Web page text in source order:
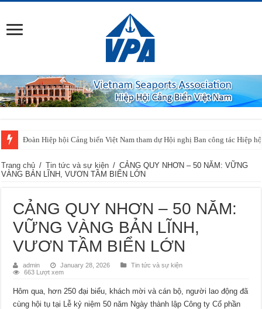
Đoàn Hiệp hội Cảng biển Việt Nam tham dự Hội nghị Ban công tác Hiệp
Trang chủ / Tin tức và sự kiện / CẢNG QUY NHƠN – 50 NĂM: VỮNG
VÀNG BẢN LĨNH, VƯƠN TẦM BIỂN LỚN
CẢNG QUY NHƠN – 50 NĂM:
VỮNG VÀNG BẢN LĨNH,
VƯƠN TẦM BIỂN LỚN
admin January 28, 2026
Tin tức và sự kiện
663 Lượt xem
Hôm qua, hơn 250 đại biểu, khách mời và cán bộ, người lao động đã
cùng hội tụ tại Lễ kỷ niệm 50 năm Ngày thành lập Công ty Cổ phần